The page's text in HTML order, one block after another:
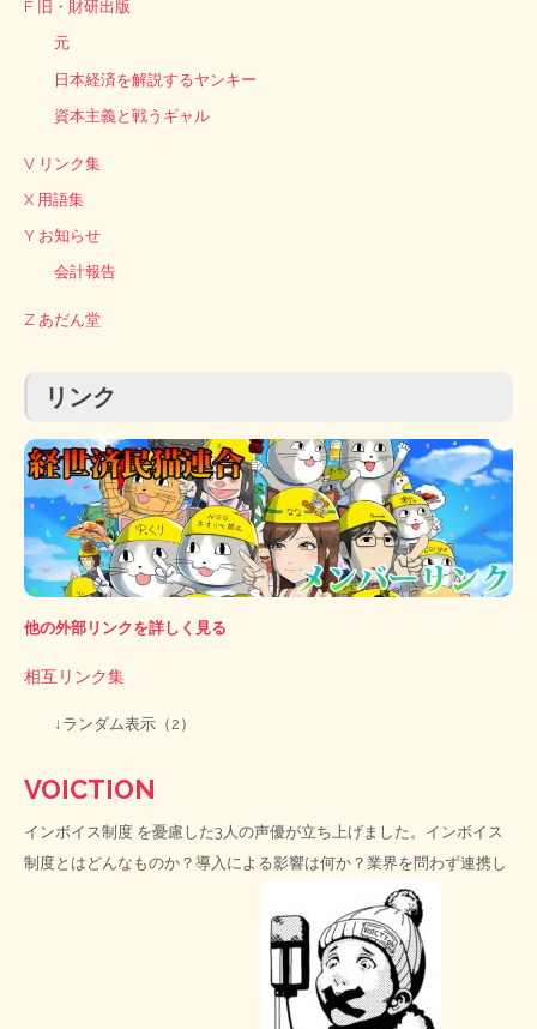
F 旧・財研出版
元
日本経済を解説するヤンキー
資本主義と戦うギャル
V リンク集
X 用語集
Y お知らせ
会計報告
Z あだん堂
リンク
他の外部リンクを詳しく見る
相互リンク集
↓ランダム表示（2）
VOICTION
インボイス制度 を憂慮した3人の声優が立ち上げました。インボイス
制度とはどんなものか？導入による影響は何か？業界を問わず連携し